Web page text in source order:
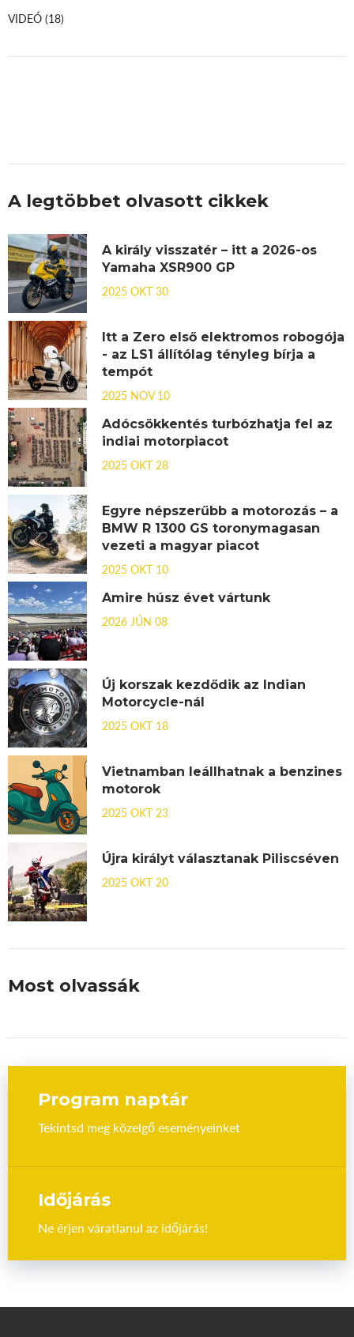
VIDEÓ (18)
A legtöbbet olvasott cikkek
A király visszatér – itt a 2026-os
Yamaha XSR900 GP
2025 OKT 30
Itt a Zero első elektromos robogója
- az LS1 állítólag tényleg bírja a
tempót
2025 NOV 10
Adócsökkentés turbózhatja fel az
indiai motorpiacot
2025 OKT 28
Egyre népszerűbb a motorozás – a
BMW R 1300 GS toronymagasan
vezeti a magyar piacot
2025 OKT 10
Amire húsz évet vártunk
2026 JÚN 08
Új korszak kezdődik az Indian
Motorcycle-nál
2025 OKT 18
Vietnamban leállhatnak a benzines
motorok
2025 OKT 23
Újra királyt választanak Piliscséven
2025 OKT 20
Most olvassák
Program naptár
Tekintsd meg közelgő eseményeinket
Időjárás
Ne érjen váratlanul az időjárás!